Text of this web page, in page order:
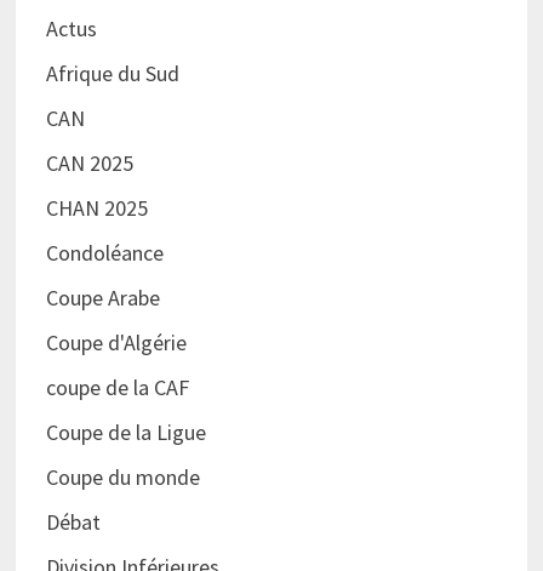
Actus
Afrique du Sud
CAN
CAN 2025
CHAN 2025
Condoléance
Coupe Arabe
Coupe d'Algérie
coupe de la CAF
Coupe de la Ligue
Coupe du monde
Débat